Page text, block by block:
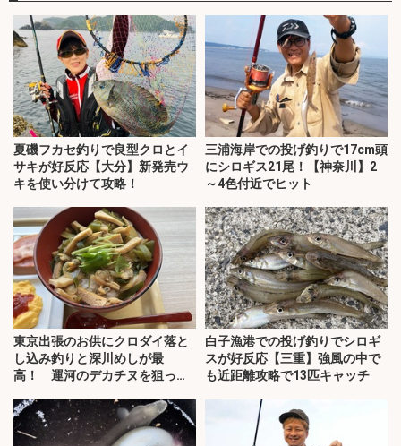
夏磯フカセ釣りで良型クロとイ
サキが好反応【大分】新発売ウ
キを使い分けて攻略！
三浦海岸での投げ釣りで17cm頭
にシロギス21尾！【神奈川】2
～4色付近でヒット
東京出張のお供にクロダイ落と
し込み釣りと深川めしが最
高！ 運河のデカチヌを狙って
白子漁港での投げ釣りでシロギ
スが好反応【三重】強風の中で
も近距離攻略で13匹キャッチ